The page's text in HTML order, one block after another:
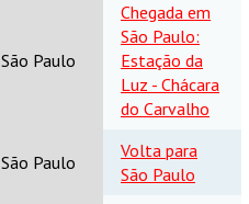
São Paulo
Chegada em
São Paulo:
Estação da
Luz - Chácara
do Carvalho
São Paulo
Volta para
São Paulo